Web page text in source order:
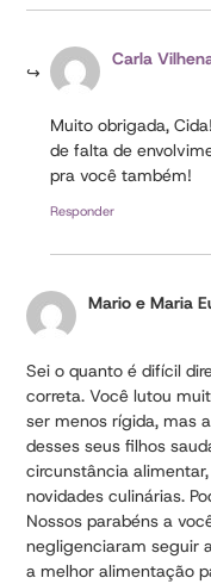
Carla
Muito obrigada,
de falta de
pra você também!
Responder
Mario e Maria
Sei o quanto é difícil
correta. Você lutou
ser menos rígida, mas
desses seus filhos
circunstância
novidades culinárias.
Nossos parabéns a
negligenciaram seguir
a melhor alimentação